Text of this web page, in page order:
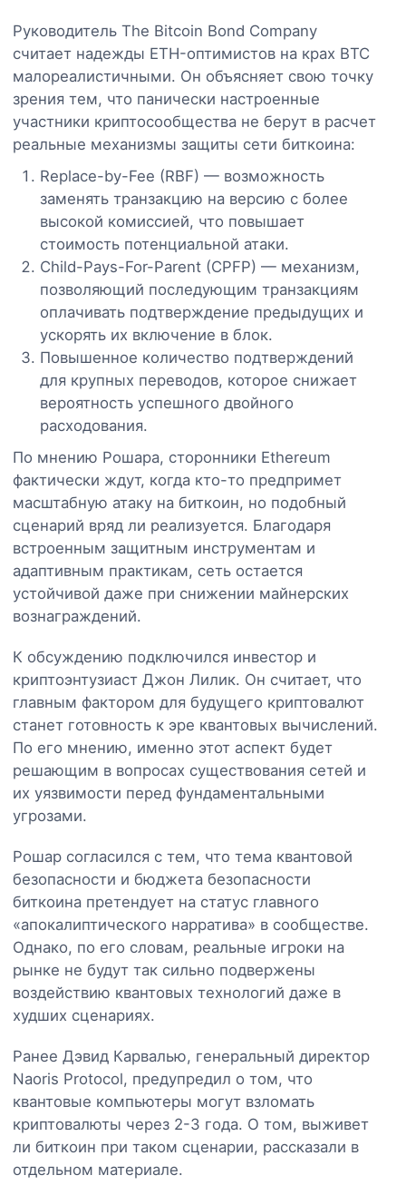
Руководитель The Bitcoin Bond Company
считает надежды ETH-оптимистов на крах BTC
малореалистичными. Он объясняет свою точку
зрения тем, что панически настроенные
участники криптосообщества не берут в расчет
реальные механизмы защиты сети биткоина:
Replace-by-Fee (RBF) — возможность
заменять транзакцию на версию с более
высокой комиссией, что повышает
стоимость потенциальной атаки.
Child-Pays-For-Parent (CPFP) — механизм,
позволяющий последующим транзакциям
оплачивать подтверждение предыдущих и
ускорять их включение в блок.
Повышенное количество подтверждений
для крупных переводов, которое снижает
вероятность успешного двойного
расходования.
По мнению Рошара, сторонники Ethereum
фактически ждут, когда кто-то предпримет
масштабную атаку на биткоин, но подобный
сценарий вряд ли реализуется. Благодаря
встроенным защитным инструментам и
адаптивным практикам, сеть остается
устойчивой даже при снижении майнерских
вознаграждений.
К обсуждению подключился инвестор и
криптоэнтузиаст Джон Лилик. Он считает, что
главным фактором для будущего криптовалют
станет готовность к эре квантовых вычислений.
По его мнению, именно этот аспект будет
решающим в вопросах существования сетей и
их уязвимости перед фундаментальными
угрозами.
Рошар согласился с тем, что тема квантовой
безопасности и бюджета безопасности
биткоина претендует на статус главного
«апокалиптического нарратива» в сообществе.
Однако, по его словам, реальные игроки на
рынке не будут так сильно подвержены
воздействию квантовых технологий даже в
худших сценариях.
Ранее Дэвид Карвалью, генеральный директор
Naoris Protocol, предупредил о том, что
квантовые компьютеры могут взломать
криптовалюты через 2-3 года. О том, выживет
ли биткоин при таком сценарии, рассказали в
отдельном материале.